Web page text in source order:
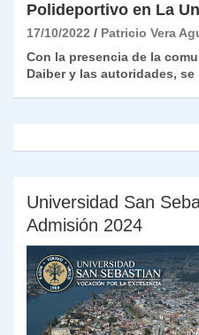
Polideportivo en La
17/10/2022
Patricio Vera
Con la presencia de la
Daiber y las autoridades,
Universidad San
Admisión 2024